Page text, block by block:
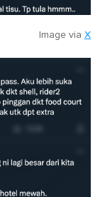
Image via X